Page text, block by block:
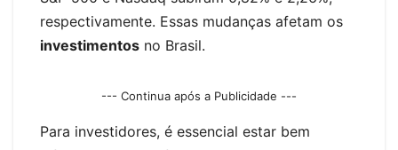
respectivamente. Essas mudanças afetam os
investimentos no Brasil.
--- Continua após a Publicidade ---
Para investidores, é essencial estar bem